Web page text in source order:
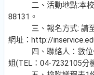
二、活動地點:本校
88131。
三、報名方式: 請至
網址：http://
四、聯絡人：數位學
姐(TEL：04-7232105分